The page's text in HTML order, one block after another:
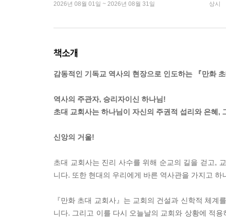
2026년 08월 01일 ~ 2026년 08월 31일 상시
책소개
감동적인 기독교 역사의 현장으로 인도하는 『만화 초
역사의 주관자, 승리자이신 하나님!
초대 교회사는 하나님이 자신의 주권적 섭리와 은혜,
신앙의 거울!
초대 교회사는 진리 사수를 위해 순교의 길을 걷고,
니다. 또한 현대의 우리에게 바른 역사관을 가지고
『만화 초대 교회사』는 교회의 건설과 신학적 체
니다. 그리고 이를 다시 오늘날의 교회와 상황에 적